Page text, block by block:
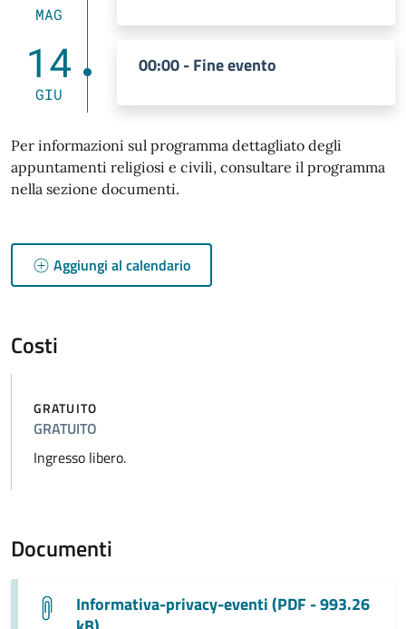
MAG
14
GIU
00:00 - Fine evento
Per informazioni sul programma dettagliato degli
appuntamenti religiosi e civili, consultare il programma
nella sezione documenti.
Aggiungi al calendario
Costi
GRATUITO
GRATUITO
Ingresso libero.
Documenti
Informativa-privacy-eventi (PDF - 993.26